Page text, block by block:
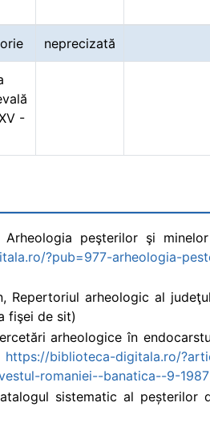
neprecizată
-
Arheologia peşterilor şi
?pub=977-arheologia-
Repertoriul arheologic al
fişei de sit)
arheologice în
https://biblioteca-digitala.ro/
romaniei--banatica--9-1987
sistematic al peșterilor